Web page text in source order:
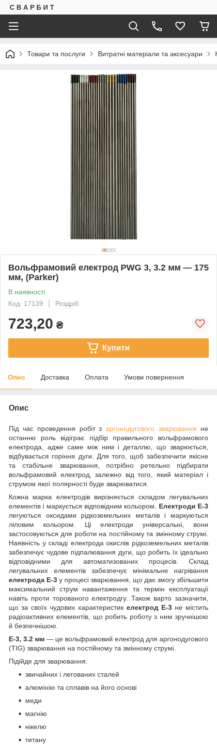
С В А Р Б И Т
Товари та послуги Витратні матеріали та аксесуари
Вольфрамовий електрод PWG 3, 3.2 мм — 175
мм, (Parker)
В наявності
Код: 17139
Роздріб
723,20 ₴
Купити
Опис Доставка Оплата Умови повернення
Опис
Під час проведення робіт заргонодугового зварювання не
останню роль відіграє підбір правильного вольфрамового
електрода, адже саме між ним і деталлю, що зварюється,
відбувається горіння дуги. Для того, щоб забезпечити якісне
та стабільне зварювання, потрібно ретельно підбирати
вольфрамовий електрод, залежно від того, який матеріал і
струмом якої полярності буде зварюватися.
Кожна марка електродів вирізняється складом легувальних
елементів і маркується відповідним кольором.
Електроди Е-3
легуються оксидами рідкоземельних металів і маркуються
ліловим кольором. Ці електроди універсальні, вони
застосовуються для роботи на постійному та змінному струмі.
Наявність у складі електрода окислів рідкоземельних металів
забезпечує чудове підпалювання дуги, що робить їх ідеально
відповідними для автоматизованих процесів. Склад
легувальних елементів забезпечує мінімальне нагрівання
електрода Е-3 у процесі зварювання, що дає змогу збільшити
максимальний струм навантаження та термін експлуатації
навіть проти торованого електродгу. Також варто зазначити,
що за своїх чудових характеристик електрод Е-3 не містить
радіоактивних елементів, що робить роботу з ним зручнішою
й безпечнішою.
Е-3, 3.2 мм — це вольфрамовий електрод для аргонодугового
(TIG) зварювання на постійному та змінному струмі.
Підійде для зварювання:
звичайних і легованих сталей
алюмінію та сплавів на його основі
меди
магнію
нікелю
титану